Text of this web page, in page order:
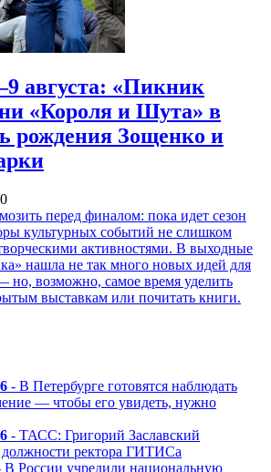
августа: «Пикник
«Короля и Шута» в
рождения Зощенко и
перед финалом: пока идет сезон
культурных событий не слишком
активностями. В выходные
нашла не так много новых идей для
но, возможно, самое время уделить
выставкам или почитать книги.
- В Петербурге готовятся наблюдать
— чтобы его увидеть, нужно
- ТАСС: Григорий Заславский
должности ректора ГИТИСа
В России учредили национальную